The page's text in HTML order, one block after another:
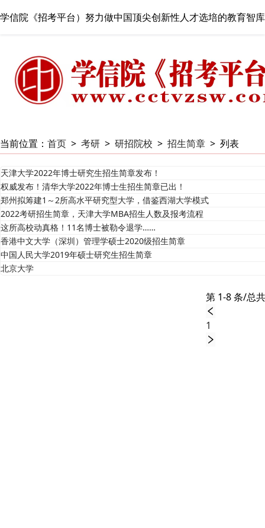
学信院《招考平台）努力做中国顶尖创新性人才选培的教育智库
当前位置： 首页 > 考研 > 研招院校 > 招生简章 > 列表
天津大学2022年博士研究生招生简章发布！
权威发布！清华大学2022年博士生招生简章已出！
郑州拟筹建1～2所高水平研究型大学，借鉴西湖大学模式
2022考研招生简章，天津大学MBA招生人数及报考流程
这所高校动真格！11名博士被勒令退学……
香港中文大学（深圳）管理学硕士2020级招生简章
中国人民大学2019年硕士研究生招生简章
北京大学
第 1-8 条/总
1